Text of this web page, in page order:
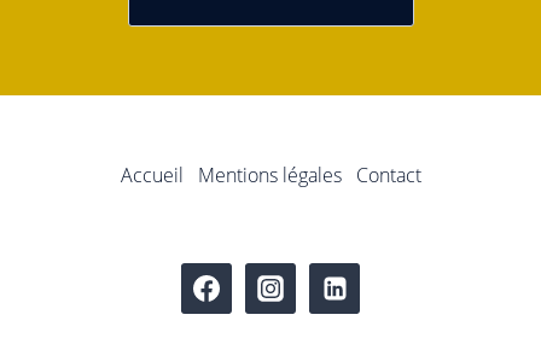
Accueil Mentions légales Contact